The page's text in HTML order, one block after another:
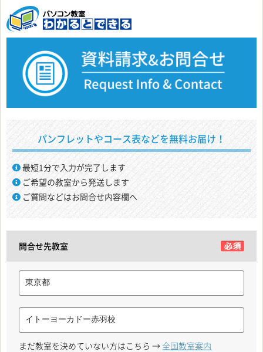
パンフレットやコース表などを無料お届け！
最短1分で入力が完了します
ご希望の教室から発送します
ご質問などはお問合せ内容欄へ
問合せ先教室
まだ教室を決めていない方はこちら → 全国教室案内